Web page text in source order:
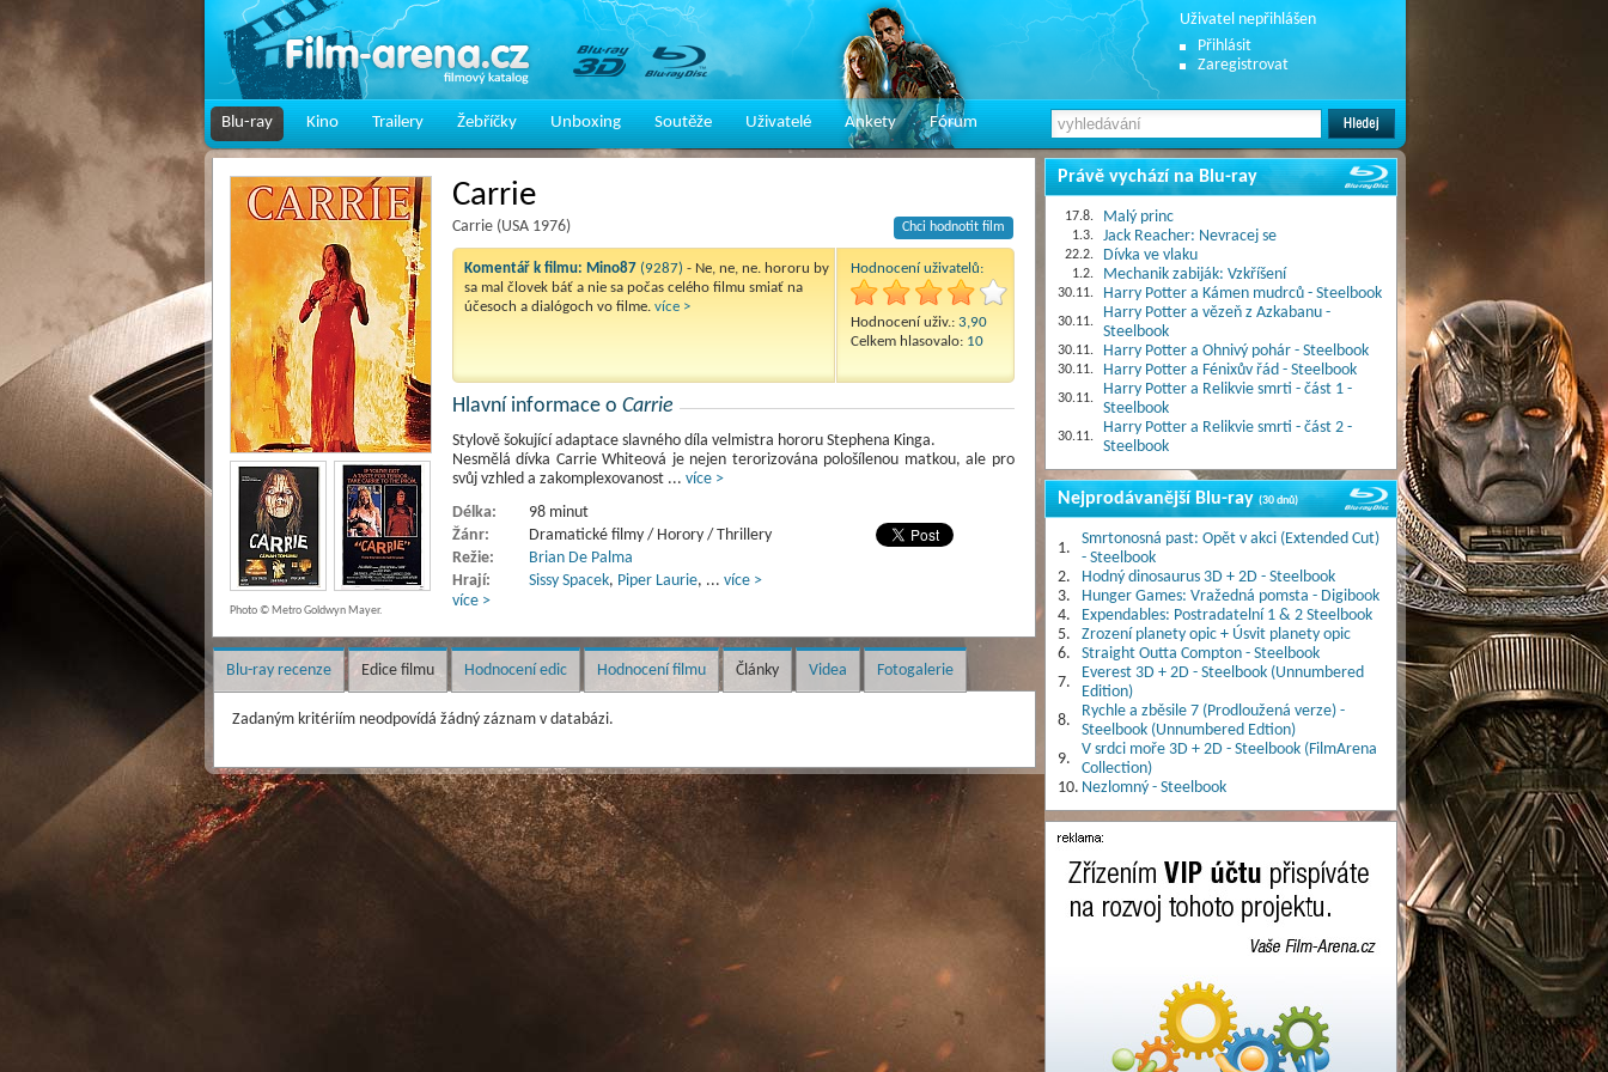
Uživatel nepřihlášen
Přihlásit
Zaregistrovat
Blu-ray Kino Trailery Žebříčky Unboxing Soutěže Uživatelé Ankety Fórum
Carrie
Carrie (USA 1976) Chci hodnotit film
Komentář k filmu: Mino87 (9287) - Ne, ne, ne. hororu by
sa mal človek báť a nie sa počas celého filmu smiať na
účesoch a dialógoch vo filme. více >
Hodnocení uživatelů:
Hodnocení uživ.: 3,90
Celkem hlasovalo: 10
Hlavní informace o Carrie
Stylově šokující adaptace slavného díla velmistra hororu Stephena Kinga.
Nesmělá dívka Carrie Whiteová je nejen terorizována pološílenou matkou, ale pro
svůj vzhled a zakomplexovanost ... více >
Délka:
98 minut
Žánr:
Dramatické filmy / Horory / Thrillery
Režie:
Brian De Palma
Hrají:
Sissy Spacek, Piper Laurie, ... více >
více >
Photo © Metro Goldwyn Mayer.
Blu-ray recenze Edice filmu Hodnocení edic Hodnocení filmu Články Videa Fotogalerie
Zadaným kritériím neodpovídá žádný záznam v databázi.
Právě vychází na Blu-ray
17.8. Malý princ
1.3. Jack Reacher: Nevracej se
22.2. Dívka ve vlaku
1.2. Mechanik zabiják: Vzkříšení
30.11. Harry Potter a Kámen mudrců - Steelbook
30.11.
Harry Potter a vězeň z Azkabanu -
Steelbook
30.11. Harry Potter a Ohnivý pohár - Steelbook
30.11. Harry Potter a Fénixův řád - Steelbook
30.11.
Harry Potter a Relikvie smrti - část 1 -
Steelbook
30.11.
Harry Potter a Relikvie smrti - část 2 -
Steelbook
Nejprodávanější Blu-ray(30 dnů)
1.
Smrtonosná past: Opět v akci (Extended Cut)
- Steelbook
2.
Hodný dinosaurus 3D + 2D - Steelbook
3.
Hunger Games: Vražedná pomsta - Digibook
4.
Expendables: Postradatelní 1 & 2 Steelbook
5.
Zrození planety opic + Úsvit planety opic
6.
Straight Outta Compton - Steelbook
7.
Everest 3D + 2D - Steelbook (Unnumbered
Edition)
8.
Rychle a zběsile 7 (Prodloužená verze) -
Steelbook (Unnumbered Edtion)
9.
V srdci moře 3D + 2D - Steelbook (FilmArena
Collection)
10. Nezlomný - Steelbook